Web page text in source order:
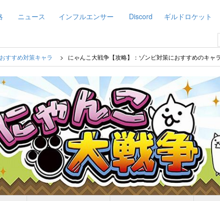
ニュース インフルエンサー Discord ギルドロケット
おすすめ対策キャラ にゃんこ大戦争【攻略】：ゾンビ対策におすすめのキャラ